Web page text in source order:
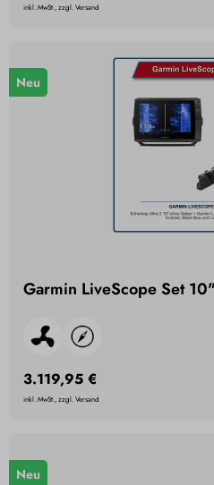
inkl. MwSt., zzgl. Versand
Neu
Garmin LiveScope Set
3.119,95 €
inkl. MwSt., zzgl. Versand
Neu